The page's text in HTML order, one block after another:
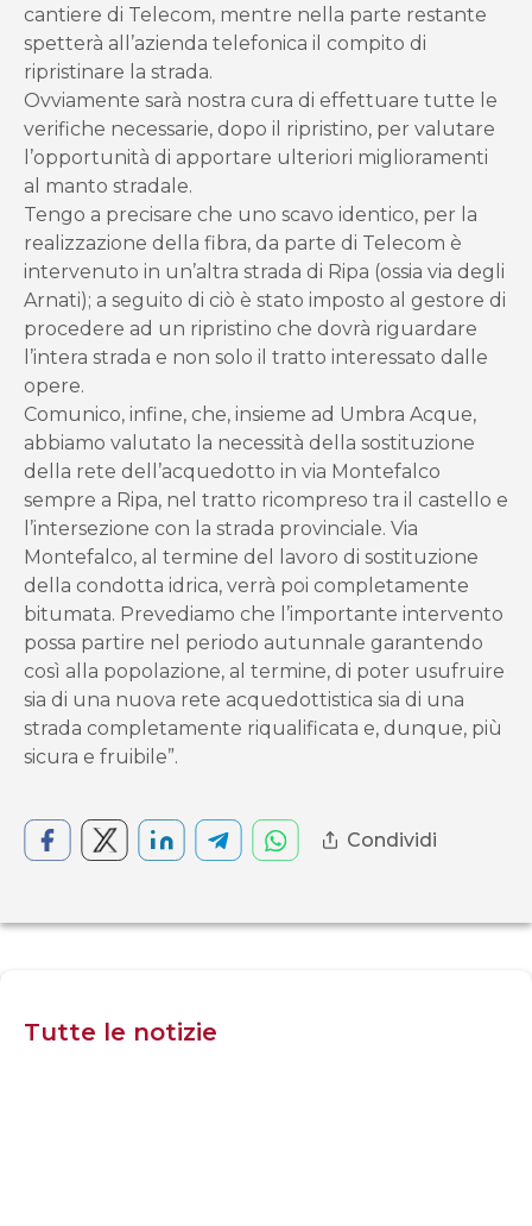
cantiere di Telecom, mentre nella parte restante
spetterà all’azienda telefonica il compito di
ripristinare la strada.
Ovviamente sarà nostra cura di effettuare tutte le
verifiche necessarie, dopo il ripristino, per valutare
l’opportunità di apportare ulteriori miglioramenti
al manto stradale.
Tengo a precisare che uno scavo identico, per la
realizzazione della fibra, da parte di Telecom è
intervenuto in un’altra strada di Ripa (ossia via degli
Arnati); a seguito di ciò è stato imposto al gestore di
procedere ad un ripristino che dovrà riguardare
l’intera strada e non solo il tratto interessato dalle
opere.
Comunico, infine, che, insieme ad Umbra Acque,
abbiamo valutato la necessità della sostituzione
della rete dell’acquedotto in via Montefalco
sempre a Ripa, nel tratto ricompreso tra il castello e
l’intersezione con la strada provinciale. Via
Montefalco, al termine del lavoro di sostituzione
della condotta idrica, verrà poi completamente
bitumata. Prevediamo che l’importante intervento
possa partire nel periodo autunnale garantendo
così alla popolazione, al termine, di poter usufruire
sia di una nuova rete acquedottistica sia di una
strada completamente riqualificata e, dunque, più
sicura e fruibile”.
Condividi
Tutte le notizie